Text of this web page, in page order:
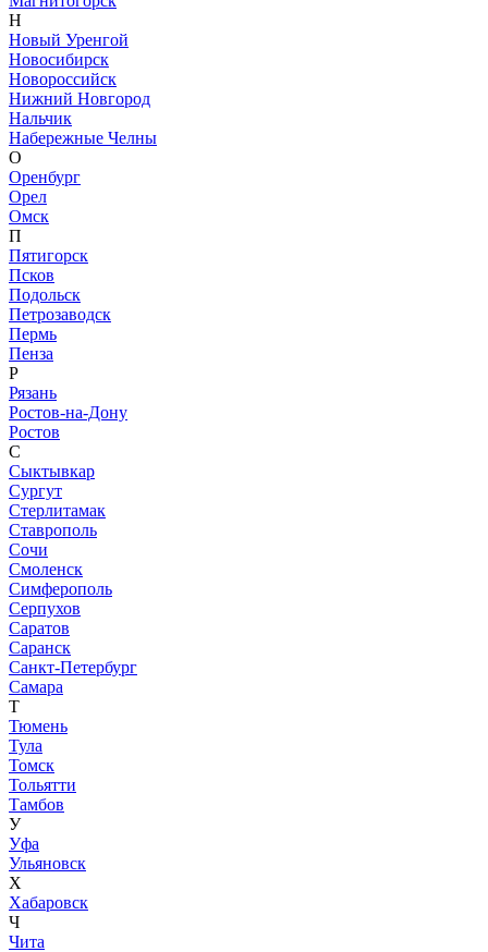
Н
Новый Уренгой
Новосибирск
Новороссийск
Нижний Новгород
Нальчик
Набережные Челны
О
Оренбург
Орел
Омск
П
Пятигорск
Псков
Подольск
Петрозаводск
Пермь
Пенза
Р
Рязань
Ростов-на-Дону
Ростов
С
Сыктывкар
Сургут
Стерлитамак
Ставрополь
Сочи
Смоленск
Симферополь
Серпухов
Саратов
Саранск
Санкт-Петербург
Самара
Т
Тюмень
Тула
Томск
Тольятти
Тамбов
У
Уфа
Ульяновск
Х
Хабаровск
Ч
Чита